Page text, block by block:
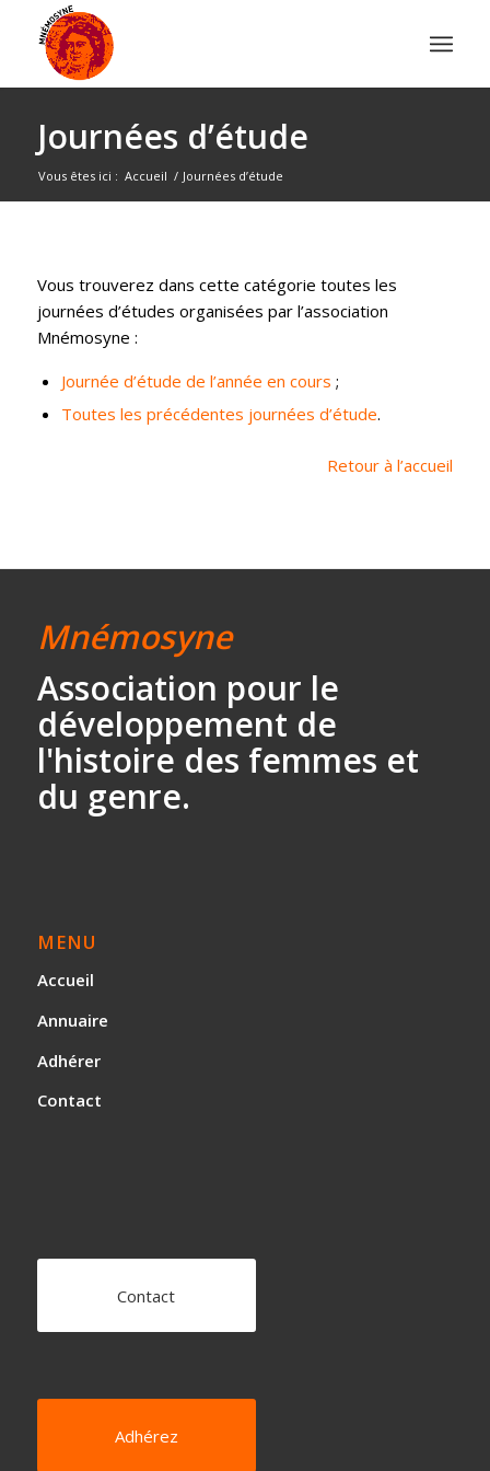
Journées d’étude
Vous êtes ici : Accueil / Journées d’étude
Vous trouverez dans cette catégorie toutes les
journées d’études organisées par l’association
Mnémosyne :
Journée d’étude de l’année en cours ;
Toutes les précédentes journées d’étude.
Retour à l’accueil
Mnémosyne
Association pour le
développement de
l'histoire des femmes et
du genre.
MENU
Accueil
Annuaire
Adhérer
Contact
Contact
Adhérez